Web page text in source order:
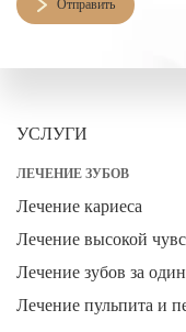
Отправить
УСЛУГИ
ЛЕЧЕНИЕ ЗУБОВ
Лечение кариеса
Лечение высокой
Лечение зубов за
Лечение пульпита и